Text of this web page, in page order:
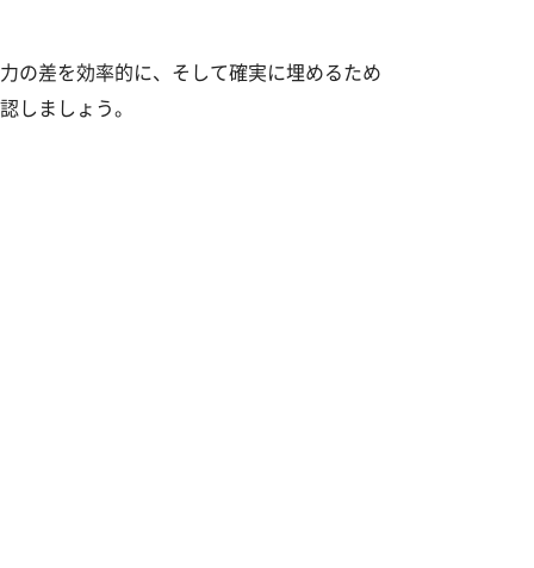
の差を効率的に、そして確実に埋めるため
しましょう。